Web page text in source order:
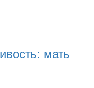
мать